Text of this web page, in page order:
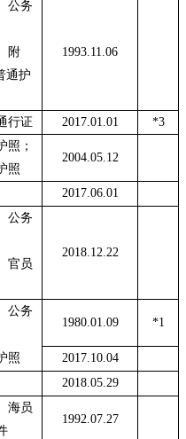
公务
1993.11.06
附
通护
行证 2017.01.01 *3
照；
2004.05.12
照
2017.06.01
公务
2018.12.22
官员
公务
1980.01.09 *1
照
2017.10.04
2018.05.29
海员
1992.07.27